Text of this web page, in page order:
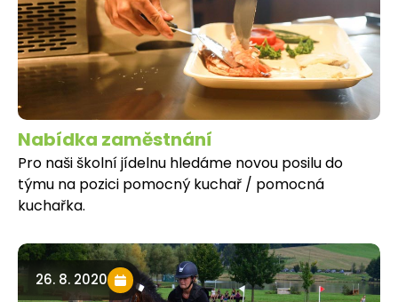
Nabídka zaměstnání
Pro naši školní jídelnu hledáme novou posilu do
týmu na pozici pomocný kuchař / pomocná
kuchařka.
26. 8. 2020